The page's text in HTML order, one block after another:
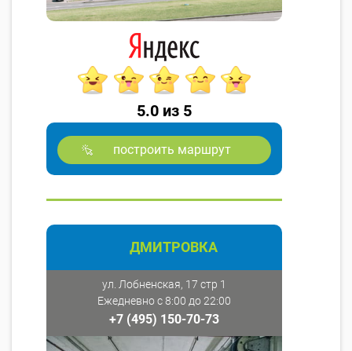
5.0 из 5
построить маршрут
ДМИТРОВКА
ул. Лобненская, 17 стр 1
Ежедневно с 8:00 до 22:00
+7 (495) 150-70-73